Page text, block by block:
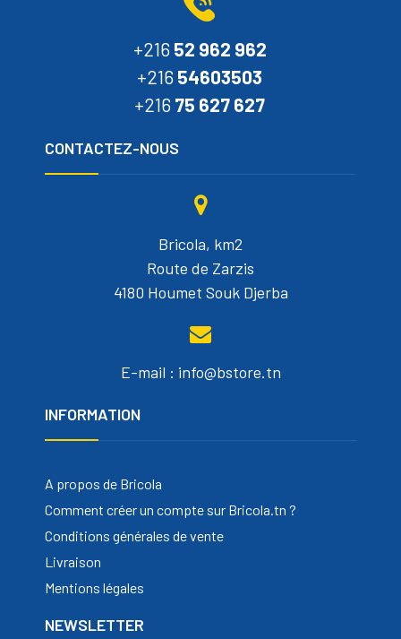
+216 52 962 962
+216 54603503
+216 75 627 627
CONTACTEZ-NOUS
Bricola, km2
Route de Zarzis
4180 Houmet Souk Djerba
E-mail : info@bstore.tn
INFORMATION
A propos de Bricola
Comment créer un compte sur Bricola.tn ?
Conditions générales de vente
Livraison
Mentions légales
NEWSLETTER